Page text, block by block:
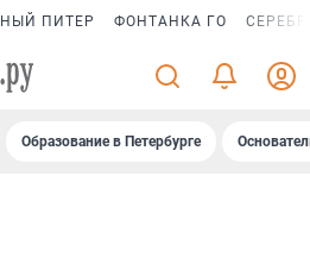
ПИТЕР ФОНТАНКА ГО
Образование в Петербурге